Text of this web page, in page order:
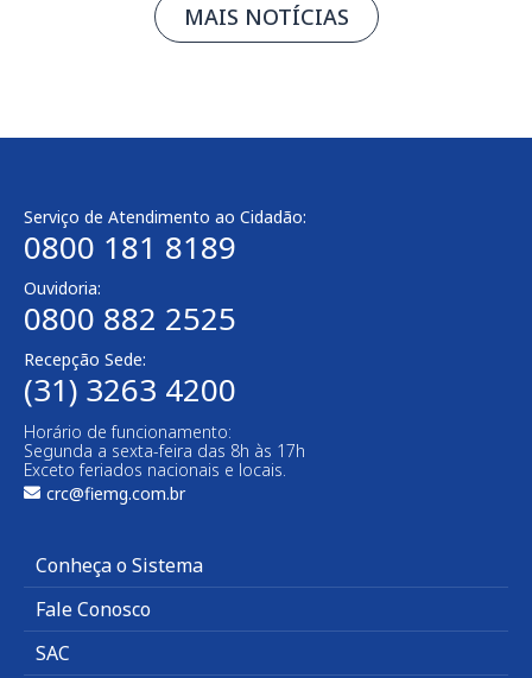
MAIS NOTÍCIAS
Serviço de Atendimento ao Cidadão:
0800 181 8189
Ouvidoria:
0800 882 2525​
Recepção Sede:
(31) 3263 4200
Horário de funcionamento:
Segunda a sexta-feira das 8h às 17h
Exceto feriados nacionais e locais.
crc@fiemg.com.br
Conheça o Sistema
Fale Conosco
SAC